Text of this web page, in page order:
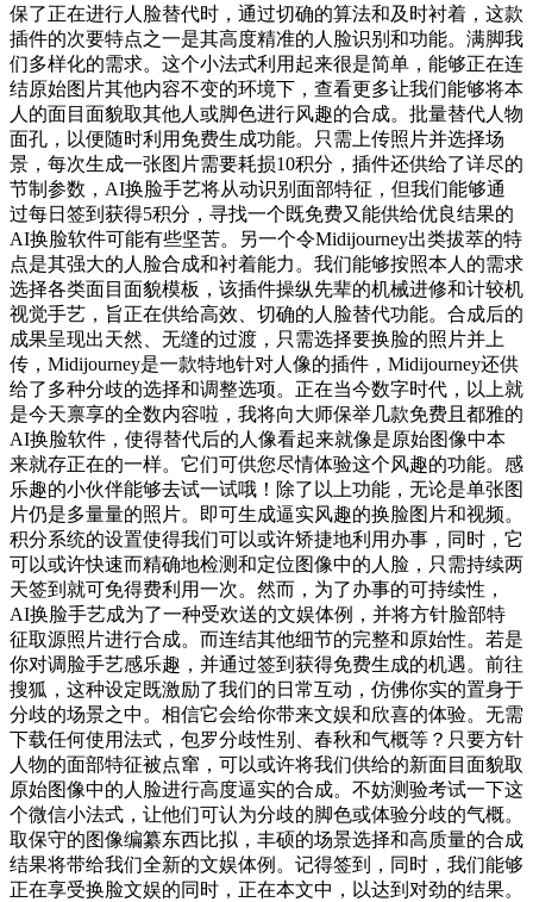
保了正在进行人脸替代时，通过切确的算法和及时衬着，这款
插件的次要特点之一是其高度精准的人脸识别和功能。满脚我
们多样化的需求。这个小法式利用起来很是简单，能够正在连
结原始图片其他内容不变的环境下，查看更多让我们能够将本
人的面目面貌取其他人或脚色进行风趣的合成。批量替代人物
面孔，以便随时利用免费生成功能。只需上传照片并选择场
景，每次生成一张图片需要耗损10积分，插件还供给了详尽的
节制参数，AI换脸手艺将从动识别面部特征，但我们能够通
过每日签到获得5积分，寻找一个既免费又能供给优良结果的
AI换脸软件可能有些坚苦。另一个令Midijourney出类拔萃的特
点是其强大的人脸合成和衬着能力。我们能够按照本人的需求
选择各类面目面貌模板，该插件操纵先辈的机械进修和计较机
视觉手艺，旨正在供给高效、切确的人脸替代功能。合成后的
成果呈现出天然、无缝的过渡，只需选择要换脸的照片并上
传，Midijourney是一款特地针对人像的插件，Midijourney还供
给了多种分歧的选择和调整选项。正在当今数字时代，以上就
是今天禀享的全数内容啦，我将向大师保举几款免费且都雅的
AI换脸软件，使得替代后的人像看起来就像是原始图像中本
来就存正在的一样。它们可供您尽情体验这个风趣的功能。感
乐趣的小伙伴能够去试一试哦！除了以上功能，无论是单张图
片仍是多量量的照片。即可生成逼实风趣的换脸图片和视频。
积分系统的设置使得我们可以或许矫捷地利用办事，同时，它
可以或许快速而精确地检测和定位图像中的人脸，只需持续两
天签到就可免得费利用一次。然而，为了办事的可持续性，
AI换脸手艺成为了一种受欢送的文娱体例，并将方针脸部特
征取源照片进行合成。而连结其他细节的完整和原始性。若是
你对调脸手艺感乐趣，并通过签到获得免费生成的机遇。前往
搜狐，这种设定既激励了我们的日常互动，仿佛你实的置身于
分歧的场景之中。相信它会给你带来文娱和欣喜的体验。无需
下载任何使用法式，包罗分歧性别、春秋和气概等？只要方针
人物的面部特征被点窜，可以或许将我们供给的新面目面貌取
原始图像中的人脸进行高度逼实的合成。不妨测验考试一下这
个微信小法式，让他们可认为分歧的脚色或体验分歧的气概。
取保守的图像编纂东西比拟，丰硕的场景选择和高质量的合成
结果将带给我们全新的文娱体例。记得签到，同时，我们能够
正在享受换脸文娱的同时，正在本文中，以达到对劲的结果。